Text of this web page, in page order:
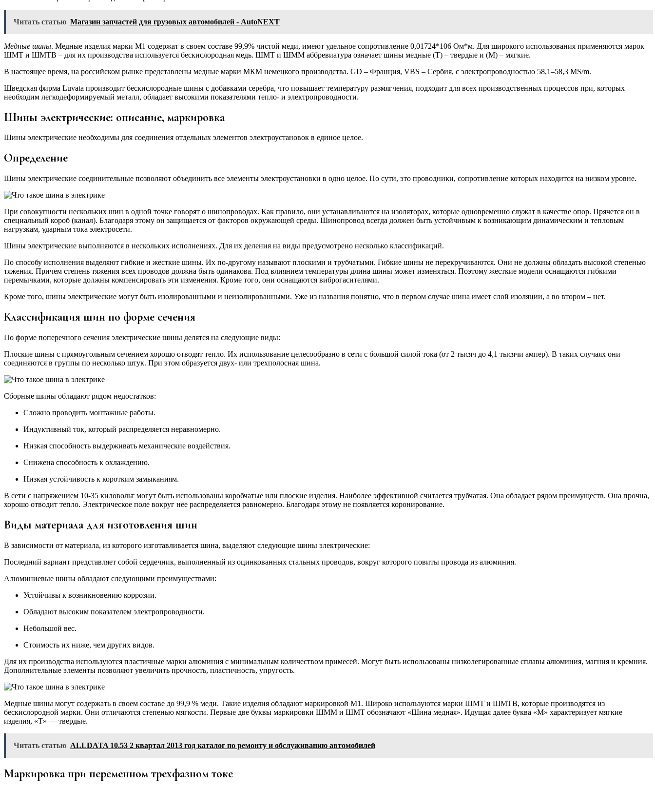
Читать статью Магазин запчастей для грузовых автомобилей - AutoNEXT
Медные шины. Медные изделия марки М1 содержат в своем составе 99,9% чистой меди, имеют удельное сопротивление 0,01724*106 Ом*м. Для широкого использования применяются марок
ШМТ и ШМТВ – для их производства используется бескислородная медь. ШМТ и ШММ аббревиатура означает шины медные (Т) – твердые и (М) – мягкие.
В настоящее время, на российском рынке представлены медные марки МКМ немецкого производства. GD – Франция, VBS – Сербия, с электропроводностью 58,1–58,3 MS/m.
Шведская фирма Luvata производит бескислородные шины с добавками серебра, что повышает температуру размягчения, подходит для всех производственных процессов при, которых
необходим легкодеформируемый металл, обладает высокими показателями тепло- и электропроводности.
Шины электрические: описание, маркировка
Шины электрические необходимы для соединения отдельных элементов электроустановок в единое целое.
Определение
Шины электрические соединительные позволяют объединить все элементы электроустановки в одно целое. По сути, это проводники, сопротивление которых находится на низком уровне.
При совокупности нескольких шин в одной точке говорят о шинопроводах. Как правило, они устанавливаются на изоляторах, которые одновременно служат в качестве опор. Прячется он в
специальный короб (канал). Благодаря этому он защищается от факторов окружающей среды. Шинопровод всегда должен быть устойчивым к возникающим динамическим и тепловым
нагрузкам, ударным тока электросети.
Шины электрические выполняются в нескольких исполнениях. Для их деления на виды предусмотрено несколько классификаций.
По способу исполнения выделяют гибкие и жесткие шины. Их по-другому называют плоскими и трубчатыми. Гибкие шины не перекручиваются. Они не должны обладать высокой степенью
тяжения. Причем степень тяжения всех проводов должна быть одинакова. Под влиянием температуры длина шины может изменяться. Поэтому жесткие модели оснащаются гибкими
перемычками, которые должны компенсировать эти изменения. Кроме того, они оснащаются виброгасителями.
Кроме того, шины электрические могут быть изолированными и неизолированными. Уже из названия понятно, что в первом случае шина имеет слой изоляции, а во втором – нет.
Классификация шин по форме сечения
По форме поперечного сечения электрические шины делятся на следующие виды:
Плоские шины с прямоугольным сечением хорошо отводят тепло. Их использование целесообразно в сети с большой силой тока (от 2 тысяч до 4,1 тысячи ампер). В таких случаях они
соединяются в группы по несколько штук. При этом образуется двух- или трехполосная шина.
Сборные шины обладают рядом недостатков:
Сложно проводить монтажные работы.
Индуктивный ток, который распределяется неравномерно.
Низкая способность выдерживать механические воздействия.
Снижена способность к охлаждению.
Низкая устойчивость к коротким замыканиям.
В сети с напряжением 10-35 киловольт могут быть использованы коробчатые или плоские изделия. Наиболее эффективной считается трубчатая. Она обладает рядом преимуществ. Она прочна,
хорошо отводит тепло. Электрическое поле вокруг нее распределяется равномерно. Благодаря этому не появляется коронирование.
Виды материала для изготовления шин
В зависимости от материала, из которого изготавливается шина, выделяют следующие шины электрические:
Последний вариант представляет собой сердечник, выполненный из оцинкованных стальных проводов, вокруг которого повиты провода из алюминия.
Алюминиевые шины обладают следующими преимуществами:
Устойчивы к возникновению коррозии.
Обладают высоким показателем электропроводности.
Небольшой вес.
Стоимость их ниже, чем других видов.
Для их производства используются пластичные марки алюминия с минимальным количеством примесей. Могут быть использованы низколегированные сплавы алюминия, магния и кремния.
Дополнительные элементы позволяют увеличить прочность, пластичность, упругость.
Медные шины могут содержать в своем составе до 99,9 % меди. Такие изделия обладают маркировкой М1. Широко используются марки ШМТ и ШМТВ, которые производятся из
бескислородной марки. Они отличаются степенью мягкости. Первые две буквы маркировки ШММ и ШМТ обозначают «Шина медная». Идущая далее буква «М» характеризует мягкие
изделия, «Т» — твердые.
Читать статью ALLDATA 10.53 2 квартал 2013 год каталог по ремонту и обслуживанию автомобилей
Маркировка при переменном трехфазном токе